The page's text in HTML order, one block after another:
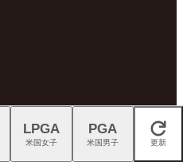
閉じる
LPGA
米国女子
PGA
米国男子 更新